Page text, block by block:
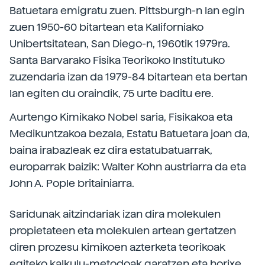
Batuetara emigratu zuen. Pittsburgh-n lan egin
zuen 1950-60 bitartean eta Kaliforniako
Unibertsitatean, San Diego-n, 1960tik 1979ra.
Santa Barvarako Fisika Teorikoko Institutuko
zuzendaria izan da 1979-84 bitartean eta bertan
lan egiten du oraindik, 75 urte baditu ere.
Aurtengo Kimikako Nobel saria, Fisikakoa eta
Medikuntzakoa bezala, Estatu Batuetara joan da,
baina irabazleak ez dira estatubatuarrak,
europarrak baizik: Walter Kohn austriarra da eta
John A. Pople britainiarra.
Saridunak aitzindariak izan dira molekulen
propietateen eta molekulen artean gertatzen
diren prozesu kimikoen azterketa teorikoak